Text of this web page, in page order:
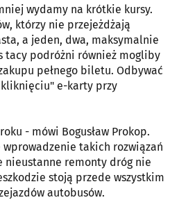
wydamy na krótkie kursy.
którzy nie przejeżdżają
a jeden, dwa, maksymalnie
tacy podróżni również mogliby
pełnego biletu. Odbywać
e-karty przy
- mówi Bogusław Prokop.
wprowadzenie takich rozwiązań
nieustanne remonty dróg nie
stoją przede wszystkim
autobusów.